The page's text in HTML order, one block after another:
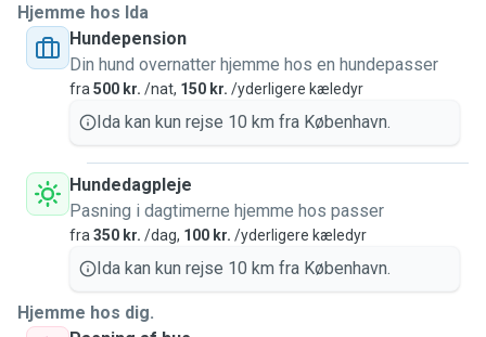
Hjemme hos Ida
Hundepension
Din hund overnatter hjemme hos en hundepasser
fra 500 kr. /nat, 150 kr. /yderligere kæledyr
Ida kan kun rejse 10 km fra København.
Hundedagpleje
Pasning i dagtimerne hjemme hos passer
fra 350 kr. /dag, 100 kr. /yderligere kæledyr
Ida kan kun rejse 10 km fra København.
Hjemme hos dig.